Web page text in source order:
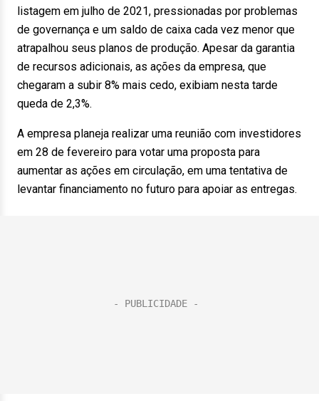
listagem em julho de 2021, pressionadas por problemas
de governança e um saldo de caixa cada vez menor que
atrapalhou seus planos de produção. Apesar da garantia
de recursos adicionais, as ações da empresa, que
chegaram a subir 8% mais cedo, exibiam nesta tarde
queda de 2,3%.
A empresa planeja realizar uma reunião com investidores
em 28 de fevereiro para votar uma proposta para
aumentar as ações em circulação, em uma tentativa de
levantar financiamento no futuro para apoiar as entregas.